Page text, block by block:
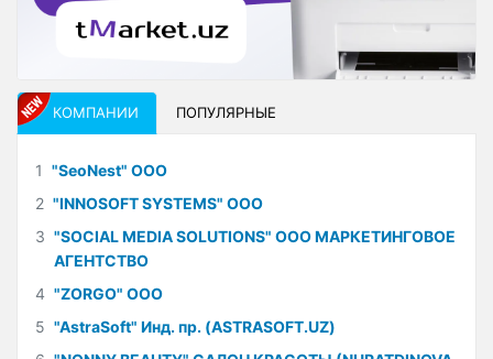
КОМПАНИИ ПОПУЛЯРНЫЕ
1 "SeoNest" ООО
2 "INNOSOFT SYSTEMS" ООО
3 "SOCIAL MEDIA SOLUTIONS" ООО МАРКЕТИНГОВОЕ
АГЕНТСТВО
4 "ZORGO" ООО
5 "AstraSoft" Инд. пр. (ASTRASOFT.UZ)